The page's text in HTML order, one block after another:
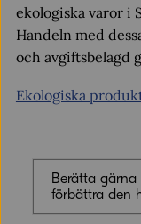
ekologiska varor i
Handeln med
och avgiftsbelagd
Ekologiska
Berätta
förbättra den